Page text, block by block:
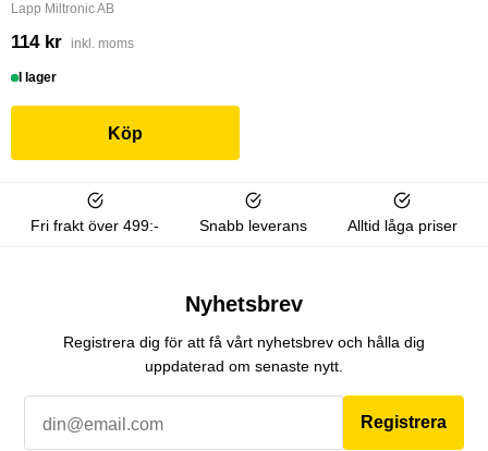
Lapp Miltronic AB
114 kr inkl. moms
I lager
Köp
Fri frakt över 499:- Snabb leverans Alltid låga priser
Nyhetsbrev
Registrera dig för att få vårt nyhetsbrev och hålla dig
uppdaterad om senaste nytt.
Registrera